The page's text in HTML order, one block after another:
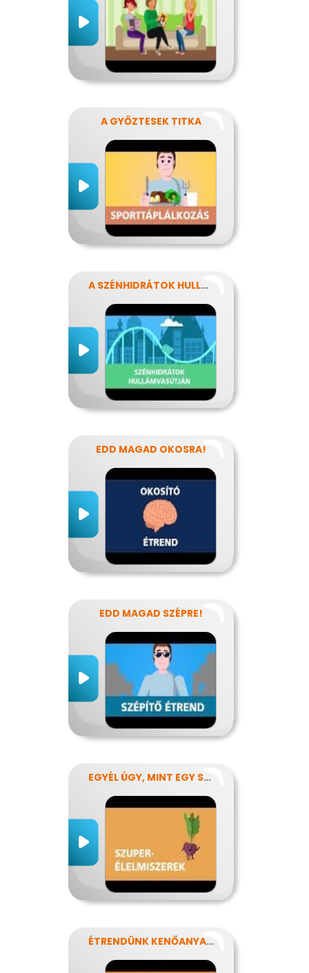
A GYŐZTESEK TITKA
A SZÉNHIDRÁTOK HULLÁMVASÚTJÁN
EDD MAGAD OKOSRA!
EDD MAGAD SZÉPRE!
EGYÉL ÚGY, MINT EGY SZUPERHŐS!
ÉTRENDÜNK KENŐANYAGAI: A ZSÍROK